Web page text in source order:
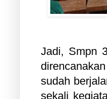
Jadi, Smpn
sudah
sekali